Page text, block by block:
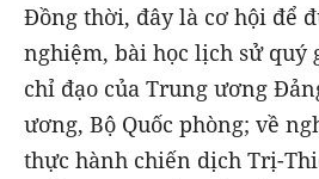
Đồng thời, đây là cơ hội để
nghiệm, bài học lịch sử quý
chỉ đạo của Trung ương
ương, Bộ Quốc phòng; về
thực hành chiến dịch Trị-